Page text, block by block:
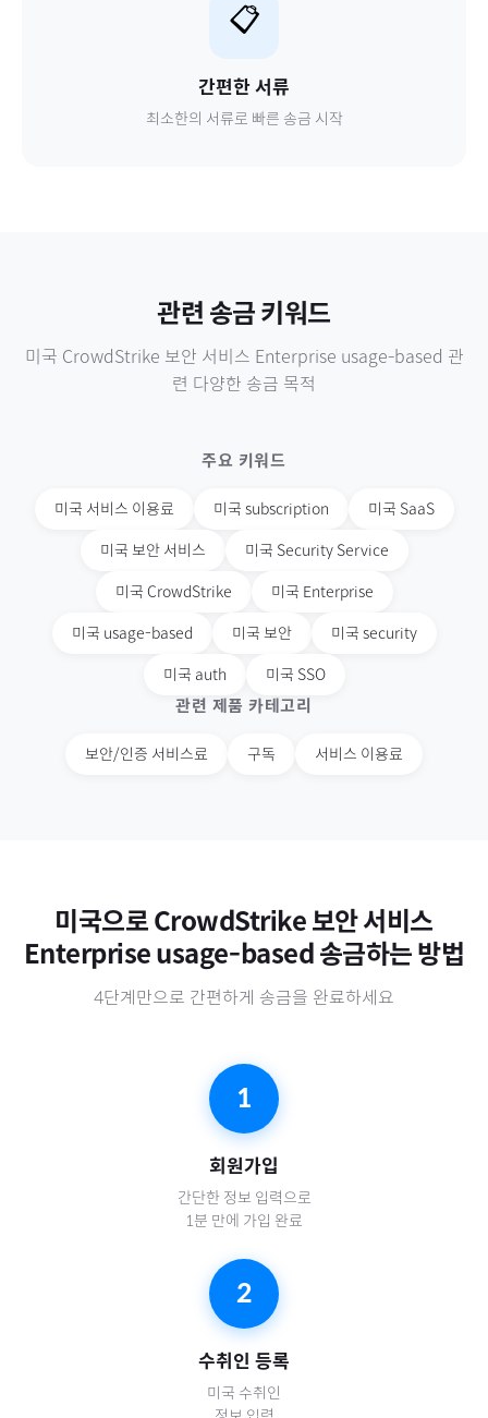
📋
간편한 서류
최소한의 서류로 빠른 송금 시작
관련 송금 키워드
미국 CrowdStrike 보안 서비스 Enterprise usage-based 관
련 다양한 송금 목적
주요 키워드
미국 서비스 이용료 미국 subscription 미국 SaaS
미국 보안 서비스 미국 Security Service
미국 CrowdStrike 미국 Enterprise
미국 usage-based 미국 보안 미국 security
미국 auth 미국 SSO
관련 제품 카테고리
보안/인증 서비스료 구독 서비스 이용료
미국으로 CrowdStrike 보안 서비스
Enterprise usage-based 송금하는 방법
4단계만으로 간편하게 송금을 완료하세요
1
회원가입
간단한 정보 입력으로
1분 만에 가입 완료
2
수취인 등록
미국 수취인